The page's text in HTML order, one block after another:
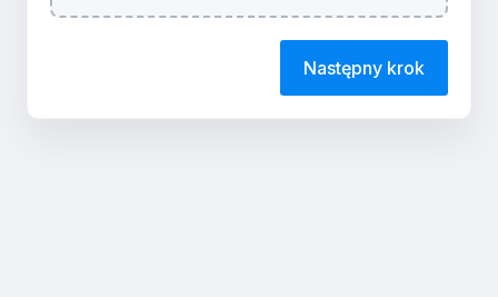
Następny krok